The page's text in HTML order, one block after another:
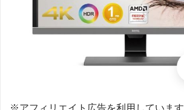
※アフィリエイト広告を利用しています